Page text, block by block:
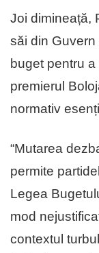
Joi dimineață,
săi din
buget pentru
premierul
normativ
“Mutarea
permite
Legea
mod
contextul